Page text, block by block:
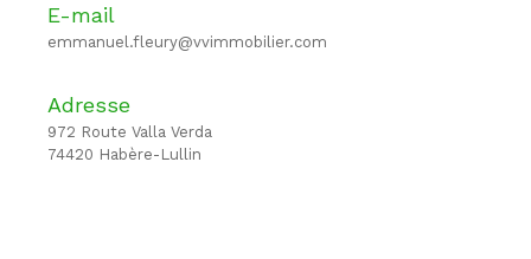
E-mail
emmanuel.fleury@vvimmobilier.com
Adresse
972 Route Valla Verda
74420 Habère-Lullin